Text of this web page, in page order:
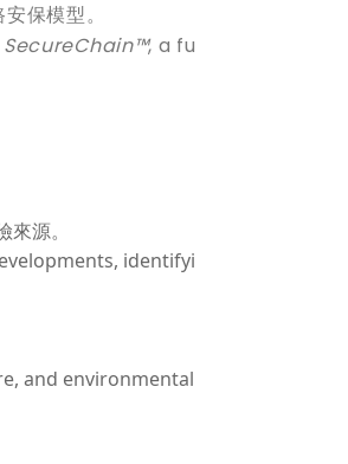
保模型。
SecureChain™, a fu
源。
identifyi
and environmental